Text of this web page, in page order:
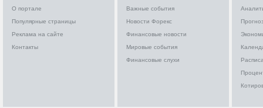
О портале
Популярные страницы
Реклама на сайте
Контакты
Важные события
Новости Форекс
Финансовые новости
Мировые события
Финансовые слухи